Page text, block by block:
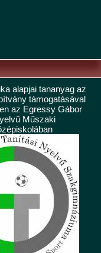
alapjai tananyag az
támogatásával
az Egressy Gábor
Műszaki